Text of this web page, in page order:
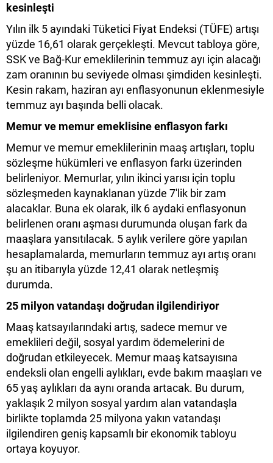
kesinleşti
Yılın ilk 5 ayındaki Tüketici Fiyat Endeksi (TÜFE) artışı
yüzde 16,61 olarak gerçekleşti. Mevcut tabloya göre,
SSK ve Bağ-Kur emeklilerinin temmuz ayı için alacağı
zam oranının bu seviyede olması şimdiden kesinleşti.
Kesin rakam, haziran ayı enflasyonunun eklenmesiyle
temmuz ayı başında belli olacak.
Memur ve memur emeklisine enflasyon farkı
Memur ve memur emeklilerinin maaş artışları, toplu
sözleşme hükümleri ve enflasyon farkı üzerinden
belirleniyor. Memurlar, yılın ikinci yarısı için toplu
sözleşmeden kaynaklanan yüzde 7'lik bir zam
alacaklar. Buna ek olarak, ilk 6 aydaki enflasyonun
belirlenen oranı aşması durumunda oluşan fark da
maaşlara yansıtılacak. 5 aylık verilere göre yapılan
hesaplamalarda, memurların temmuz ayı artış oranı
şu an itibarıyla yüzde 12,41 olarak netleşmiş
durumda.
25 milyon vatandaşı doğrudan ilgilendiriyor
Maaş katsayılarındaki artış, sadece memur ve
emeklileri değil, sosyal yardım ödemelerini de
doğrudan etkileyecek. Memur maaş katsayısına
endeksli olan engelli aylıkları, evde bakım maaşları ve
65 yaş aylıkları da aynı oranda artacak. Bu durum,
yaklaşık 2 milyon sosyal yardım alan vatandaşla
birlikte toplamda 25 milyona yakın vatandaşı
ilgilendiren geniş kapsamlı bir ekonomik tabloyu
ortaya koyuyor.